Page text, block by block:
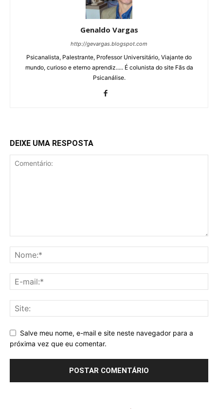
Genaldo Vargas
http://gevargas.blogspot.com
Psicanalista, Palestrante, Professor Universitário, Viajante do
mundo, curioso e eterno aprendiz..... É colunista do site Fãs da
Psicanálise.
DEIXE UMA RESPOSTA
Salve meu nome, e-mail e site neste navegador para a
próxima vez que eu comentar.